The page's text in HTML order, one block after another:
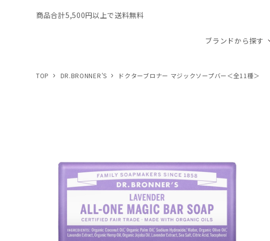
商品合計5,500円以上で送料無料
ブランドから探す
TOP DR.BRONNER’S ドクターブロナー マジックソープバー＜全11種＞